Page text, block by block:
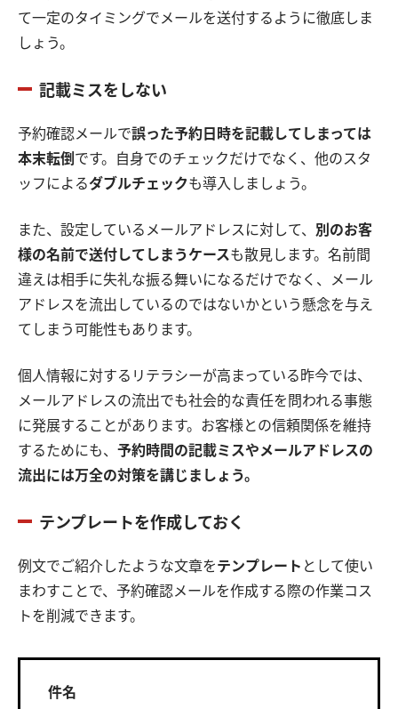
て一定のタイミングでメールを送付するように徹底しま
しょう。
記載ミスをしない
予約確認メールで誤った予約日時を記載してしまっては
本末転倒 です。自身でのチェックだけでなく、他のスタ
ッフによるダブルチェックも導入しましょう。
また、設定しているメールアドレスに対して、 別のお客
様の名前で送付してしまうケースも散見します。名前間
違えは相手に失礼な振る舞いになるだけでなく、メール
アドレスを流出しているのではないかという懸念を与え
てしまう可能性もあります。
個人情報に対するリテラシーが高まっている昨今では、
メールアドレスの流出でも社会的な責任を問われる事態
に発展することがあります。お客様との信頼関係を維持
するためにも、 予約時間の記載ミスやメールアドレスの
流出には万全の対策を講じましょう。
テンプレートを作成しておく
例文でご紹介したような文章をテンプレート として使い
まわすことで、予約確認メールを作成する際の作業コス
トを削減できます。
件名